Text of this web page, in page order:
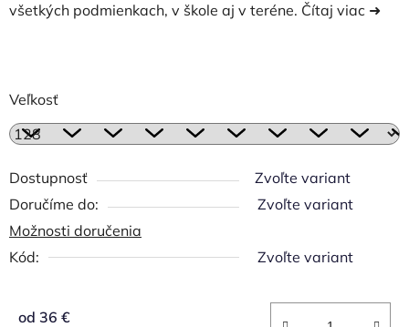
všetkých podmienkach, v škole aj v teréne. Čítaj viac ➜
Veľkosť
Dostupnosť
Zvoľte variant
Zvoľte variant
Možnosti doručenia
Kód:
Zvoľte variant
od 36 €